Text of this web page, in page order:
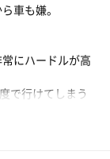
痛い。
感じたままの高
感じられる片
車も嫌。
にハードルが高
で行けてしまう
ものだったの